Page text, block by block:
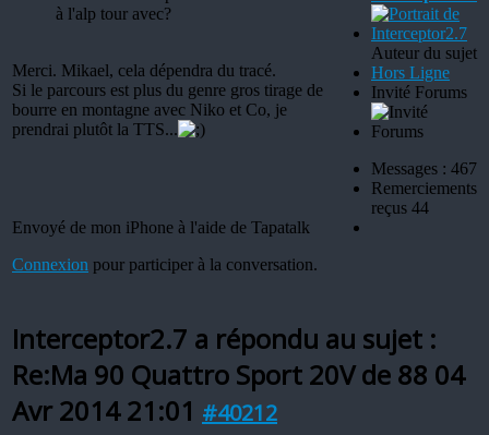
à l'alp tour avec?
Merci. Mikael, cela dépendra du tracé.
Si le parcours est plus du genre gros tirage de
bourre en montagne avec Niko et Co, je
prendrai plutôt la TTS...
Envoyé de mon iPhone à l'aide de Tapatalk
Connexion pour participer à la conversation.
Auteur du sujet
Hors Ligne
Invité Forums
Messages : 467
Remerciements
reçus 44
Interceptor2.7 a répondu au sujet :
Re:Ma 90 Quattro Sport 20V de 88 04
Avr 2014 21:01 #40212